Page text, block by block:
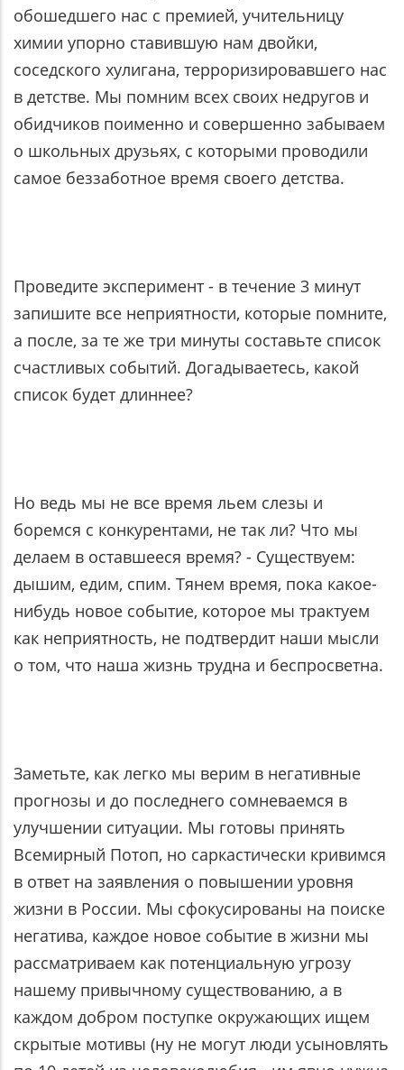
обошедшего нас с премией, учительницу
химии упорно ставившую нам двойки,
соседского хулигана, терроризировавшего нас
в детстве. Мы помним всех своих недругов и
обидчиков поименно и совершенно забываем
о школьных друзьях, с которыми проводили
самое беззаботное время своего детства.
Проведите эксперимент - в течение 3 минут
запишите все неприятности, которые помните,
а после, за те же три минуты составьте список
счастливых событий. Догадываетесь, какой
список будет длиннее?
Но ведь мы не все время льем слезы и
боремся с конкурентами, не так ли? Что мы
делаем в оставшееся время? - Существуем:
дышим, едим, спим. Тянем время, пока какое-
нибудь новое событие, которое мы трактуем
как неприятность, не подтвердит наши мысли
о том, что наша жизнь трудна и беспросветна.
Заметьте, как легко мы верим в негативные
прогнозы и до последнего сомневаемся в
улучшении ситуации. Мы готовы принять
Всемирный Потоп, но саркастически кривимся
в ответ на заявления о повышении уровня
жизни в России. Мы сфокусированы на поиске
негатива, каждое новое событие в жизни мы
рассматриваем как потенциальную угрозу
нашему привычному существованию, а в
каждом добром поступке окружающих ищем
скрытые мотивы (ну не могут люди усыновлять